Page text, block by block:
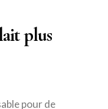
plus
pour de